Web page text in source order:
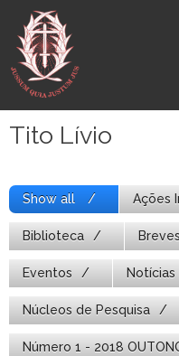
para
conteúdo
Tito Lívio
Show all Ações
Biblioteca
Eventos Notícias
Núcleos de Pesquisa
Número 1 - 2018